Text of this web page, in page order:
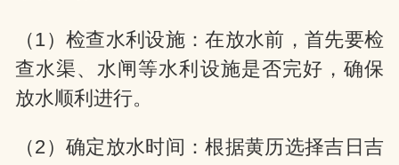
（1）检查水利设施：在放水前，首先要检
查水渠、水闸等水利设施是否完好，确保
放水顺利进行。
（2）确定放水时间：根据黄历选择吉日吉